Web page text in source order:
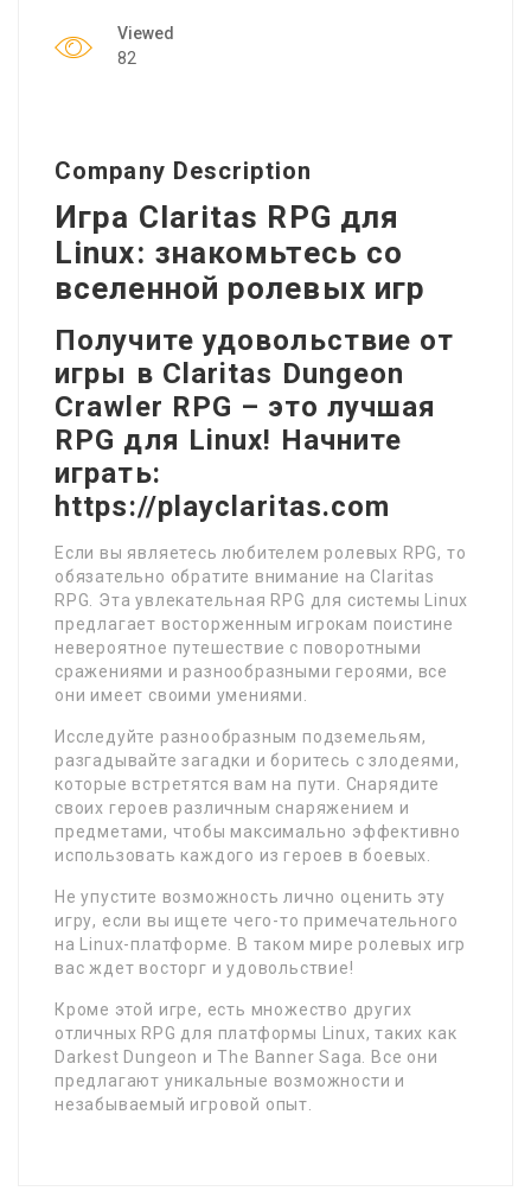
Viewed
82
Company Description
Игра Claritas RPG для
Linux: знакомьтесь со
вселенной ролевых игр
Получите удовольствие от
игры в Claritas Dungeon
Crawler RPG – это лучшая
RPG для Linux! Начните
играть:
https://playclaritas.com
Если вы являетесь любителем ролевых RPG, то
обязательно обратите внимание на Claritas
RPG. Эта увлекательная RPG для системы Linux
предлагает восторженным игрокам поистине
невероятное путешествие с поворотными
сражениями и разнообразными героями, все
они имеет своими умениями.
Исследуйте разнообразным подземельям,
разгадывайте загадки и боритесь с злодеями,
которые встретятся вам на пути. Снарядите
своих героев различным снаряжением и
предметами, чтобы максимально эффективно
использовать каждого из героев в боевых.
Не упустите возможность лично оценить эту
игру, если вы ищете чего-то примечательного
на Linux-платформе. В таком мире ролевых игр
вас ждет восторг и удовольствие!
Кроме этой игре, есть множество других
отличных RPG для платформы Linux, таких как
Darkest Dungeon и The Banner Saga. Все они
предлагают уникальные возможности и
незабываемый игровой опыт.